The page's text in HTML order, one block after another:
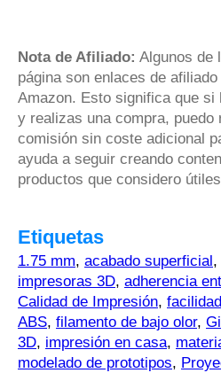
Nota de Afiliado: Algunos de
página son enlaces de
Amazon. Esto significa que si
y realizas una compra, puedo
comisión sin coste adicional
ayuda a seguir creando
productos que considero
Etiquetas
1.75 mm, acabado superficial,
impresoras 3D, adherencia
Calidad de Impresión,
ABS, filamento de bajo olor,
3D, impresión en casa,
modelado de prototipos,